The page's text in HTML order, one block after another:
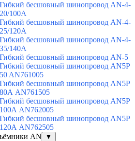
Гибкий бесшовный шинопровод AN-4-
20/100A
Гибкий бесшовный шинопровод AN-4-
25/120A
Гибкий бесшовный шинопровод AN-4-
35/140A
Гибкий бесшовный шинопровод AN-5
Гибкий бесшовный шинопровод AN5P
50 AN761005
Гибкий бесшовный шинопровод AN5P
80А AN761505
Гибкий бесшовный шинопровод AN5P
100А AN762005
Гибкий бесшовный шинопровод AN5P
120А AN762505
AN
▼